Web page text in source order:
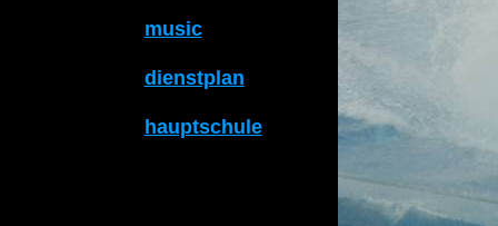
music
dienstplan
hauptschule